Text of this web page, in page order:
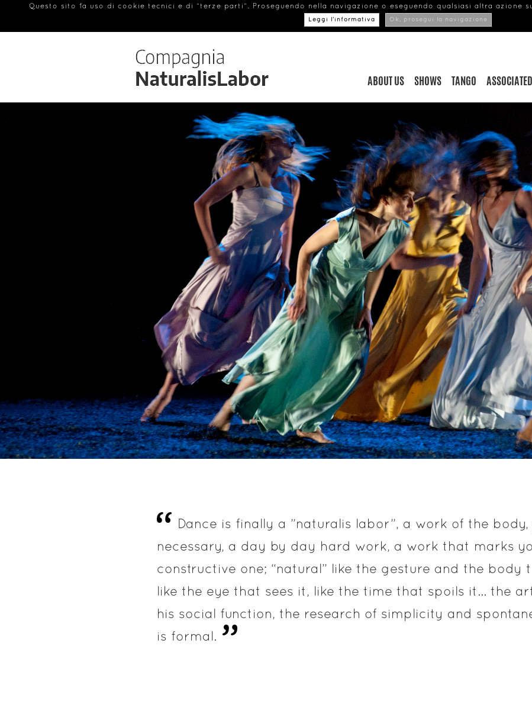
Questo sito fa uso di cookie tecnici e di “terze parti”. Proseguendo nella navigazione o eseguendo qualsiasi altra
Leggi l’informativa Ok, prosegui la navigazione
ABOUT US SHOWS TANGO
'
Dance is finally a ”naturalis labor”, a work of the
necessary, a day by day hard work, a work that marks
constructive one; “natural” like the gesture and the body
like the eye that sees it, like the time that spoils it… the
his social function, the research of simplicity and
is formal. '